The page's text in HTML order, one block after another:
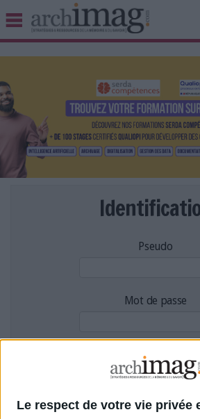
Le respect de votre vie privée
BIBLIOTHÈQUE ÉDITION
UNIVERS DATA
TRAVAIL COLLABORATIF
VIE NUMÉRIQUE
NUMÉRIQUE RESPONSABLE
LES LIVRES BLANCS
Pseudo
Mot de passe
Filtre anti-spam